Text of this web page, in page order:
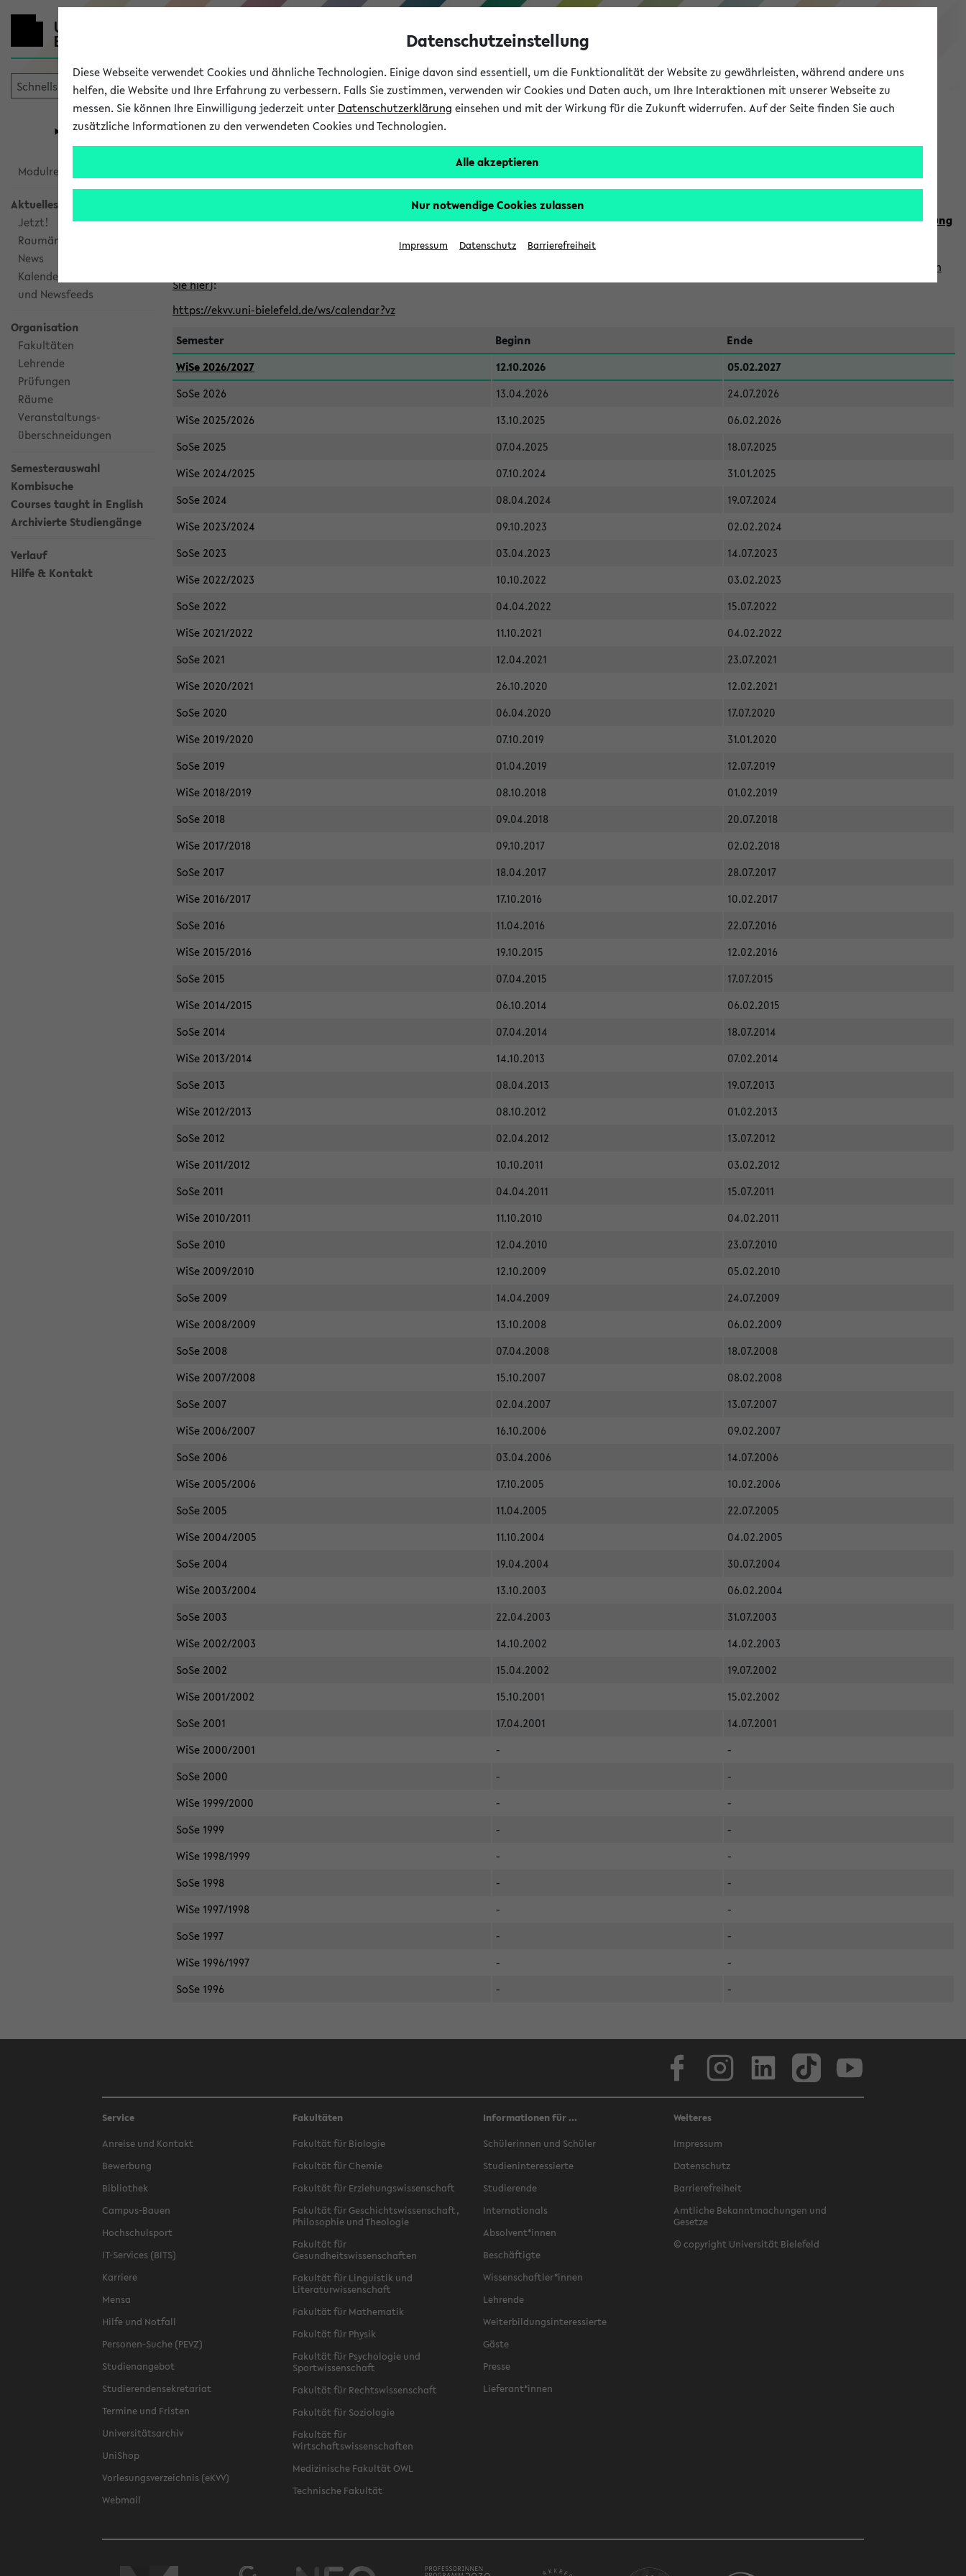
eKVV
Universität Forschung Studium
eKVV
Modulrecherche
Aktuelles
Jetzt!
Raumänderungen
News
Kalenderintegration
und Newsfeeds
Organisation
Fakultäten
Lehrende
Prüfungen
Räume
Veranstaltungs-
überschneidungen
Semesterauswahl
Kombisuche
Courses taught in English
Archivierte Studiengänge
Verlauf
Hilfe & Kontakt
Alle veröffentlichten Semester im eKVV
Klicken Sie auf das Semester, welches Sie für Ihre Sitzung auswählen möchten. Bitte beachten Sie auch die weiteren Termine imKalender der Lehrplanung
finden
Sie hier):
https://ekvv.uni-bielefeld.de/ws/calendar?vz
Semester
Beginn
Ende
WiSe 2026/2027
12.10.2026
05.02.2027
SoSe 2026
13.04.2026
24.07.2026
WiSe 2025/2026
13.10.2025
06.02.2026
SoSe 2025
07.04.2025
18.07.2025
WiSe 2024/2025
07.10.2024
31.01.2025
SoSe 2024
08.04.2024
19.07.2024
WiSe 2023/2024
09.10.2023
02.02.2024
SoSe 2023
03.04.2023
14.07.2023
WiSe 2022/2023
10.10.2022
03.02.2023
SoSe 2022
04.04.2022
15.07.2022
WiSe 2021/2022
11.10.2021
04.02.2022
SoSe 2021
12.04.2021
23.07.2021
WiSe 2020/2021
26.10.2020
12.02.2021
SoSe 2020
06.04.2020
17.07.2020
WiSe 2019/2020
07.10.2019
31.01.2020
SoSe 2019
01.04.2019
12.07.2019
WiSe 2018/2019
08.10.2018
01.02.2019
SoSe 2018
09.04.2018
20.07.2018
WiSe 2017/2018
09.10.2017
02.02.2018
SoSe 2017
18.04.2017
28.07.2017
WiSe 2016/2017
17.10.2016
10.02.2017
SoSe 2016
11.04.2016
22.07.2016
WiSe 2015/2016
19.10.2015
12.02.2016
SoSe 2015
07.04.2015
17.07.2015
WiSe 2014/2015
06.10.2014
06.02.2015
SoSe 2014
07.04.2014
18.07.2014
WiSe 2013/2014
14.10.2013
07.02.2014
SoSe 2013
08.04.2013
19.07.2013
WiSe 2012/2013
08.10.2012
01.02.2013
SoSe 2012
02.04.2012
13.07.2012
WiSe 2011/2012
10.10.2011
03.02.2012
SoSe 2011
04.04.2011
15.07.2011
WiSe 2010/2011
11.10.2010
04.02.2011
SoSe 2010
12.04.2010
23.07.2010
WiSe 2009/2010
12.10.2009
05.02.2010
SoSe 2009
14.04.2009
24.07.2009
WiSe 2008/2009
13.10.2008
06.02.2009
SoSe 2008
07.04.2008
18.07.2008
WiSe 2007/2008
15.10.2007
08.02.2008
SoSe 2007
02.04.2007
13.07.2007
WiSe 2006/2007
16.10.2006
09.02.2007
SoSe 2006
03.04.2006
14.07.2006
WiSe 2005/2006
17.10.2005
10.02.2006
SoSe 2005
11.04.2005
22.07.2005
WiSe 2004/2005
11.10.2004
04.02.2005
SoSe 2004
19.04.2004
30.07.2004
WiSe 2003/2004
13.10.2003
06.02.2004
SoSe 2003
22.04.2003
31.07.2003
WiSe 2002/2003
14.10.2002
14.02.2003
SoSe 2002
15.04.2002
19.07.2002
WiSe 2001/2002
15.10.2001
15.02.2002
SoSe 2001
17.04.2001
14.07.2001
WiSe 2000/2001
-
-
SoSe 2000
-
-
WiSe 1999/2000
-
-
SoSe 1999
-
-
WiSe 1998/1999
-
-
SoSe 1998
-
-
WiSe 1997/1998
-
-
SoSe 1997
-
-
WiSe 1996/1997
-
-
SoSe 1996
- -
Service
Anreise und Kontakt
Bewerbung
Bibliothek
Campus-Bauen
Hochschulsport
IT-Services (BITS)
Karriere
Mensa
Hilfe und Notfall
Personen-Suche (PEVZ)
Studienangebot
Studierendensekretariat
Termine und Fristen
Universitätsarchiv
UniShop
Vorlesungsverzeichnis (eKVV)
Webmail
Fakultäten
Fakultät für Biologie
Fakultät für Chemie
Fakultät für Erziehungswissenschaft
Fakultät für Geschichtswissenschaft,
Philosophie und Theologie
Fakultät für
Gesundheitswissenschaften
Fakultät für Linguistik und
Literaturwissenschaft
Fakultät für Mathematik
Fakultät für Physik
Fakultät für Psychologie und
Sportwissenschaft
Fakultät für Rechtswissenschaft
Fakultät für Soziologie
Fakultät für
Wirtschaftswissenschaften
Medizinische Fakultät OWL
Technische Fakultät
Informationen für ...
Schülerinnen und Schüler
Studieninteressierte
Studierende
Internationals
Absolvent*innen
Beschäftigte
Wissenschaftler*innen
Lehrende
Weiterbildungsinteressierte
Gäste
Presse
Lieferant*innen
Weiteres
Impressum
Datenschutz
Barrierefreiheit
Amtliche Bekanntmachungen und
Gesetze
© copyright Universität Bielefeld
Datenschutzeinstellung
Diese Webseite verwendet Cookies und ähnliche Technologien. Einige davon sind essentiell, um die Funktionalität der Website zu gewährleisten, während andere uns
helfen, die Website und Ihre Erfahrung zu verbessern. Falls Sie zustimmen, verwenden wir Cookies und Daten auch, um Ihre Interaktionen mit unserer Webseite zu
messen. Sie können Ihre Einwilligung jederzeit unter Datenschutzerklärung einsehen und mit der Wirkung für die Zukunft widerrufen. Auf der Seite finden Sie auch
zusätzliche Informationen zu den verwendeten Cookies und Technologien.
Alle akzeptieren
Nur notwendige Cookies zulassen
Impressum Datenschutz Barrierefreiheit